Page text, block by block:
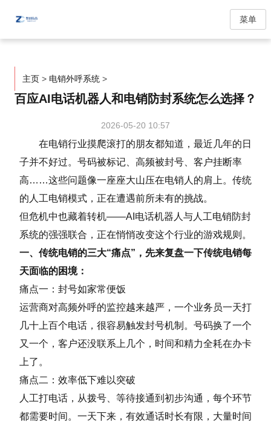
菜单
主页 > 电销外呼系统 >
百应AI电话机器人和电销防封系统怎么选择？
2026-05-20 10:57
在电销行业摸爬滚打的朋友都知道，最近几年的日
子并不好过。号码被标记、高频被封号、客户挂断率
高……这些问题像一座座大山压在电销人的肩上。传统
的人工电销模式，正在遭遇前所未有的挑战。
但危机中也藏着转机——AI电话机器人与人工电销防封
系统的强强联合，正在悄悄改变这个行业的游戏规则。
一、传统电销的三大“痛点”，先来复盘一下传统电销每
天面临的困境：
痛点一：封号如家常便饭
运营商对高频外呼的监控越来越严，一个业务员一天打
几十上百个电话，很容易触发封号机制。号码换了一个
又一个，客户还没联系上几个，时间和精力全耗在办卡
上了。
痛点二：效率低下难以突破
人工打电话，从拨号、等待接通到初步沟通，每个环节
都需要时间。一天下来，有效通话时长有限，大量时间